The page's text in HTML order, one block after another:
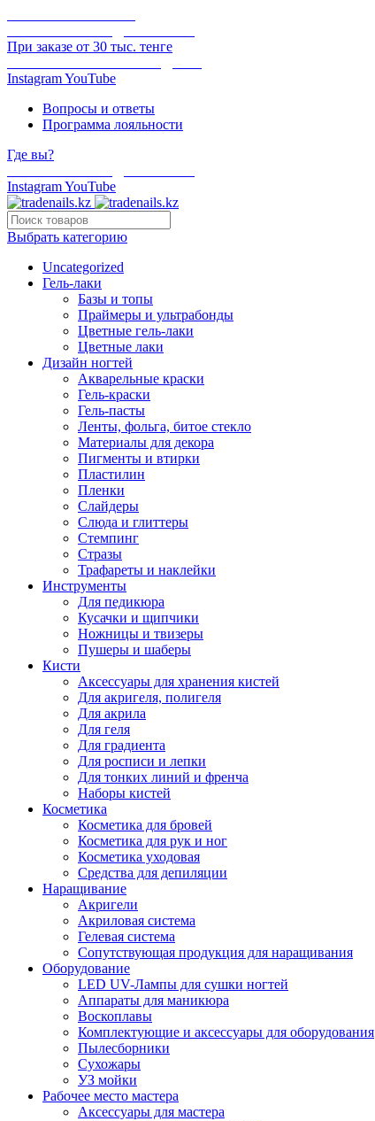
При заказе от 30 тыс. тенге
InstagramYouTube
Вопросы и ответы
Программа лояльности
Где вы?
InstagramYouTube
Выбрать категорию
Uncategorized
Гель-лаки
Базы и топы
Праймеры и ультрабонды
Цветные гель-лаки
Цветные лаки
Дизайн ногтей
Акварельные краски
Гель-краски
Гель-пасты
Ленты, фольга, битое стекло
Материалы для декора
Пигменты и втирки
Пластилин
Пленки
Слайдеры
Слюда и глиттеры
Стемпинг
Стразы
Трафареты и наклейки
Инструменты
Для педикюра
Кусачки и щипчики
Ножницы и твизеры
Пушеры и шаберы
Кисти
Аксессуары для хранения кистей
Для акригеля, полигеля
Для акрила
Для геля
Для градиента
Для росписи и лепки
Для тонких линий и френча
Наборы кистей
Косметика
Косметика для бровей
Косметика для рук и ног
Косметика уходовая
Средства для депиляции
Наращивание
Акригели
Акриловая система
Гелевая система
Сопутствующая продукция для наращивания
Оборудование
LED UV-Лампы для сушки ногтей
Аппараты для маникюра
Воскоплавы
Комплектующие и аксессуары для оборудования
Пылесборники
Сухожары
УЗ мойки
Рабочее место мастера
Аксессуары для мастера